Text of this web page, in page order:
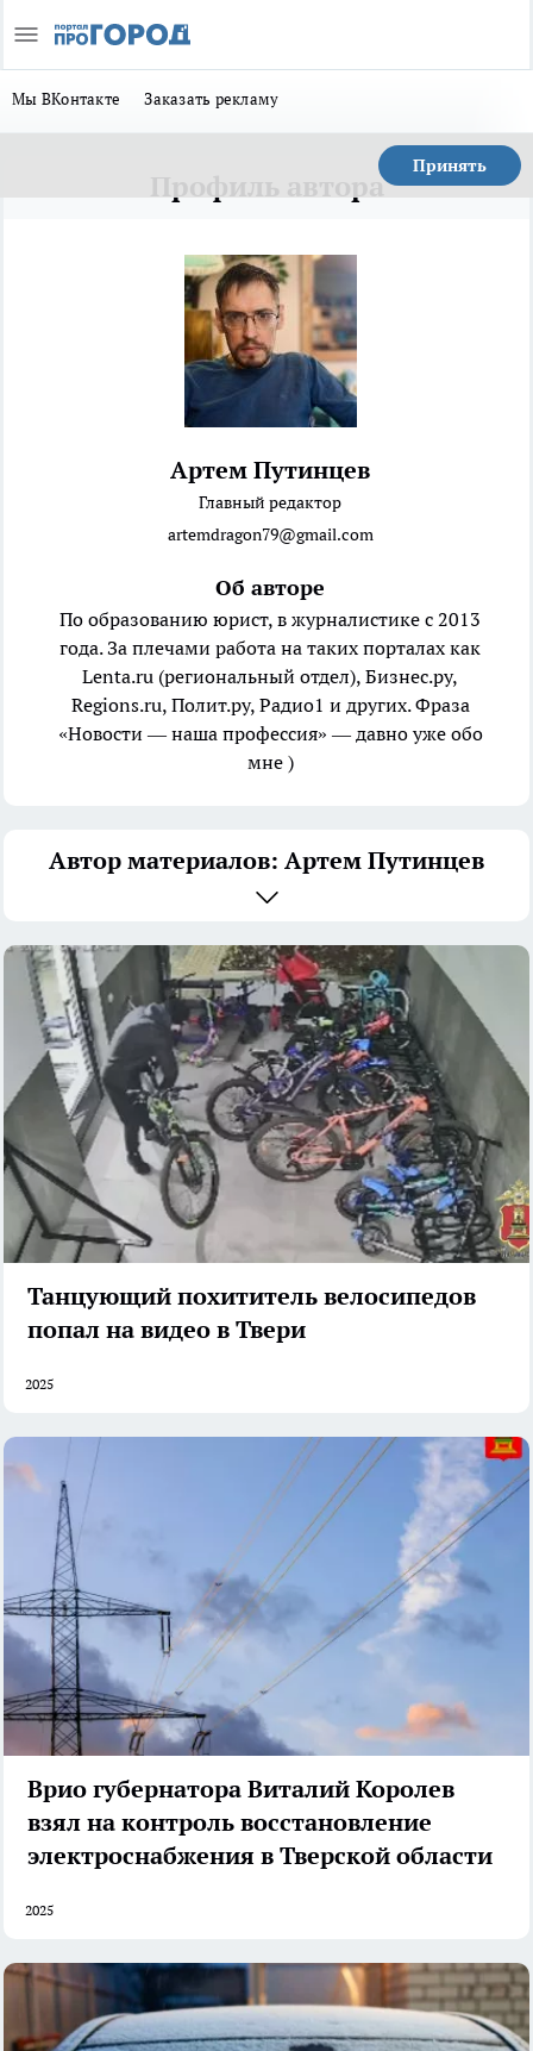
Мы ВКонтакте Заказать рекламу
Принять
Профиль автора
Артем Путинцев
Главный редактор
artemdragon79@gmail.com
Об авторе
По образованию юрист, в журналистике с 2013
года. За плечами работа на таких порталах как
Lenta.ru (региональный отдел), Бизнес.ру,
Regions.ru, Полит.ру, Радио1 и других. Фраза
«Новости — наша профессия» — давно уже обо
мне )
Автор материалов: Артем Путинцев
Танцующий похититель велосипедов
попал на видео в Твери
2025
Врио губернатора Виталий Королев
взял на контроль восстановление
электроснабжения в Тверской области
2025